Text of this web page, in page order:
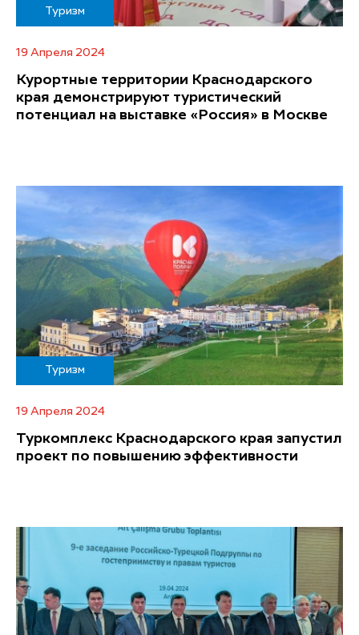
Туризм
19 Апреля 2024
Курортные территории Краснодарского
края демонстрируют туристический
потенциал на выставке «Россия» в Москве
Туризм
19 Апреля 2024
Туркомплекс Краснодарского края запустил
проект по повышению эффективности